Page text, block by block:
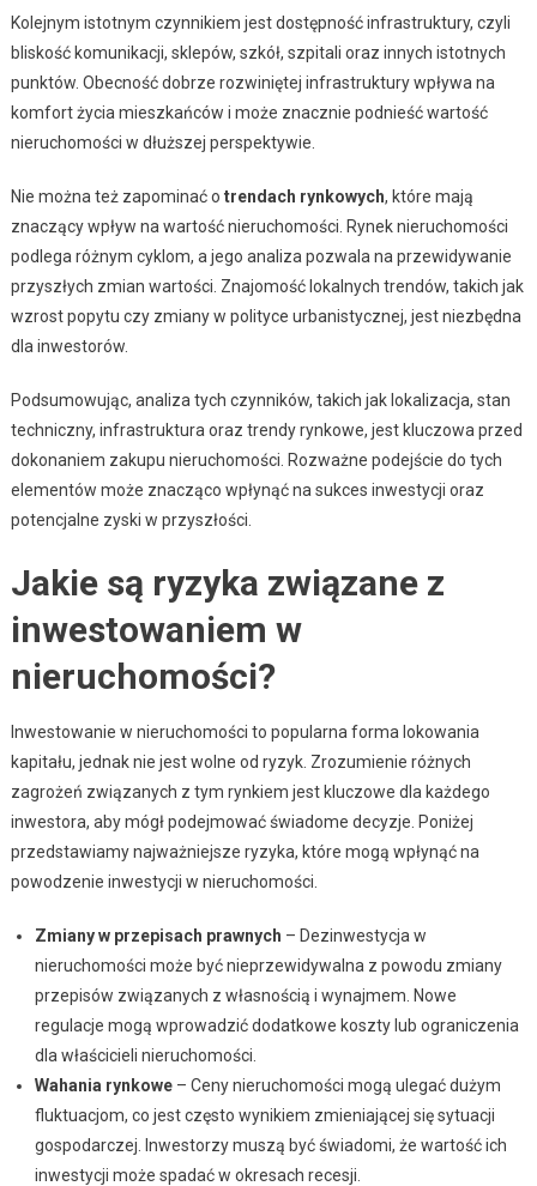
Kolejnym istotnym czynnikiem jest dostępność infrastruktury, czyli
bliskość komunikacji, sklepów, szkół, szpitali oraz innych istotnych
punktów. Obecność dobrze rozwiniętej infrastruktury wpływa na
komfort życia mieszkańców i może znacznie podnieść wartość
nieruchomości w dłuższej perspektywie.
Nie można też zapominać o trendach rynkowych, które mają
znaczący wpływ na wartość nieruchomości. Rynek nieruchomości
podlega różnym cyklom, a jego analiza pozwala na przewidywanie
przyszłych zmian wartości. Znajomość lokalnych trendów, takich jak
wzrost popytu czy zmiany w polityce urbanistycznej, jest niezbędna
dla inwestorów.
Podsumowując, analiza tych czynników, takich jak lokalizacja, stan
techniczny, infrastruktura oraz trendy rynkowe, jest kluczowa przed
dokonaniem zakupu nieruchomości. Rozważne podejście do tych
elementów może znacząco wpłynąć na sukces inwestycji oraz
potencjalne zyski w przyszłości.
Jakie są ryzyka związane z
inwestowaniem w
nieruchomości?
Inwestowanie w nieruchomości to popularna forma lokowania
kapitału, jednak nie jest wolne od ryzyk. Zrozumienie różnych
zagrożeń związanych z tym rynkiem jest kluczowe dla każdego
inwestora, aby mógł podejmować świadome decyzje. Poniżej
przedstawiamy najważniejsze ryzyka, które mogą wpłynąć na
powodzenie inwestycji w nieruchomości.
Zmiany w przepisach prawnych – Dezinwestycja w
nieruchomości może być nieprzewidywalna z powodu zmiany
przepisów związanych z własnością i wynajmem. Nowe
regulacje mogą wprowadzić dodatkowe koszty lub ograniczenia
dla właścicieli nieruchomości.
Wahania rynkowe– Ceny nieruchomości mogą ulegać dużym
fluktuacjom, co jest często wynikiem zmieniającej się sytuacji
gospodarczej. Inwestorzy muszą być świadomi, że wartość ich
inwestycji może spadać w okresach recesji.